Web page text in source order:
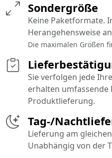
Tag-/
Lieferung am
Unabhängig von der
Sondergröße
Keine Paketformate.
Herangehensweise
Die maximalen Größen
Sie verfolgen jede
erhalten umfassende
Produktlieferung.